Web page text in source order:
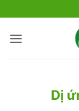
qua
nội
Dị